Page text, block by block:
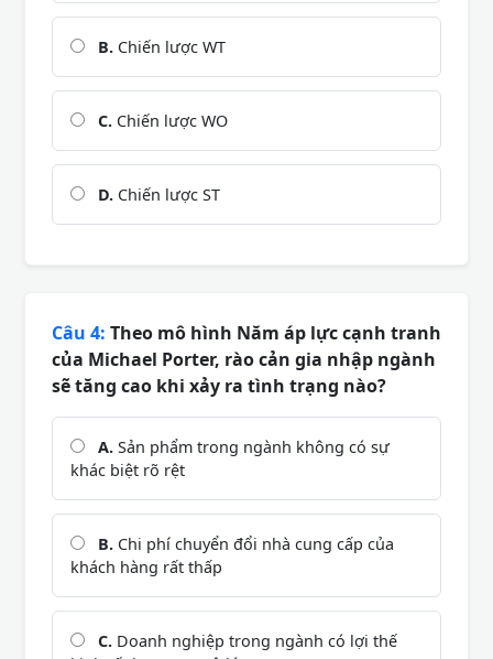
B. Chiến lược WT
C. Chiến lược WO
D. Chiến lược ST
Câu 4: Theo mô hình Năm áp lực cạnh tranh
của Michael Porter, rào cản gia nhập ngành
sẽ tăng cao khi xảy ra tình trạng nào?
A. Sản phẩm trong ngành không có sự
khác biệt rõ rệt
B. Chi phí chuyển đổi nhà cung cấp của
khách hàng rất thấp
C. Doanh nghiệp trong ngành có lợi thế